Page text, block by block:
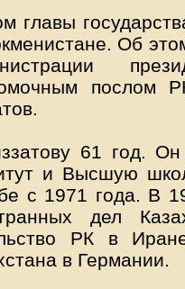
главы
Об
послом
61 год.
и Высшую
с 1971 года. В
дел
РК в
в Германии.